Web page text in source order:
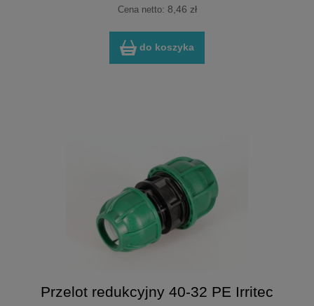
Cena netto: 8,46 zł
do koszyka
Przelot redukcyjny 40-32 PE Irritec